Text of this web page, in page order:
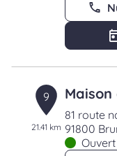
9
21.41 km
81 route
91800
Ouvert